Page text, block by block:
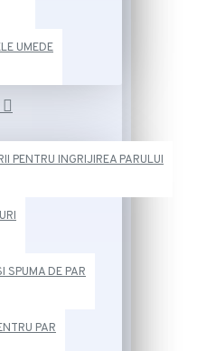
UMEDE
PENTRU INGRIJIREA PARULUI
SPUMA DE PAR
PAR